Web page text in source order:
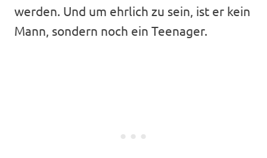
werden. Und um ehrlich zu sein, ist er kein
Mann, sondern noch ein Teenager.